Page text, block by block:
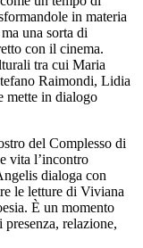
in materia
una sorta di
con il cinema.
tra cui Maria
Raimondi, Lidia
mette in dialogo
del Complesso di
vita l’incontro
dialoga con
le letture di Viviana
È un momento
relazione,